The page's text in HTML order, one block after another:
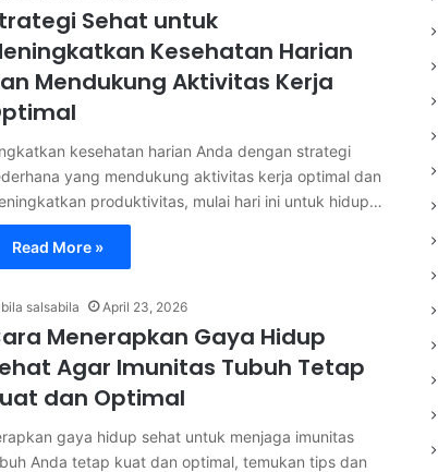
Sehat untuk
Kesehatan Harian
Mendukung Aktivitas Kerja
kesehatan harian Anda dengan strategi
yang mendukung aktivitas kerja optimal dan
produktivitas, mulai hari ini untuk hidup…
Read More »
bila salsabila April 23, 2026
Menerapkan Gaya Hidup
Agar Imunitas Tubuh Tetap
dan Optimal
gaya hidup sehat untuk menjaga imunitas
Anda tetap kuat dan optimal, temukan tips dan